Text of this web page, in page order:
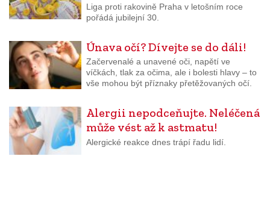
Liga proti rakovině Praha v letošním roce
pořádá jubilejní 30.
Únava očí? Dívejte se do dáli!
Začervenalé a unavené oči, napětí ve
víčkách, tlak za očima, ale i bolesti hlavy – to
vše mohou být příznaky přetěžovaných očí.
Alergii nepodceňujte. Neléčená
může vést až k astmatu!
Alergické reakce dnes trápí řadu lidí.